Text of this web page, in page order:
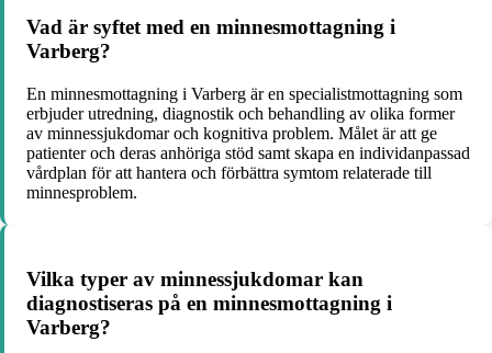
Vad är syftet med en minnesmottagning i
Varberg?
En minnesmottagning i Varberg är en specialistmottagning som
erbjuder utredning, diagnostik och behandling av olika former
av minnessjukdomar och kognitiva problem. Målet är att ge
patienter och deras anhöriga stöd samt skapa en individanpassad
vårdplan för att hantera och förbättra symtom relaterade till
minnesproblem.
Vilka typer av minnessjukdomar kan
diagnostiseras på en minnesmottagning i
Varberg?